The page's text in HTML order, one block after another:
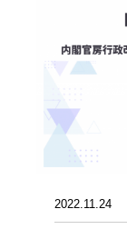
2022.11.24